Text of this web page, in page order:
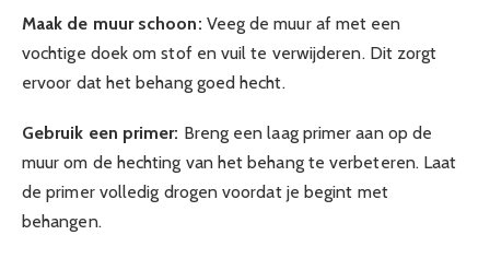
Maak de muur schoon: Veeg de muur af met een
vochtige doek om stof en vuil te verwijderen. Dit zorgt
ervoor dat het behang goed hecht.
Gebruik een primer: Breng een laag primer aan op de
muur om de hechting van het behang te verbeteren. Laat
de primer volledig drogen voordat je begint met
behangen.